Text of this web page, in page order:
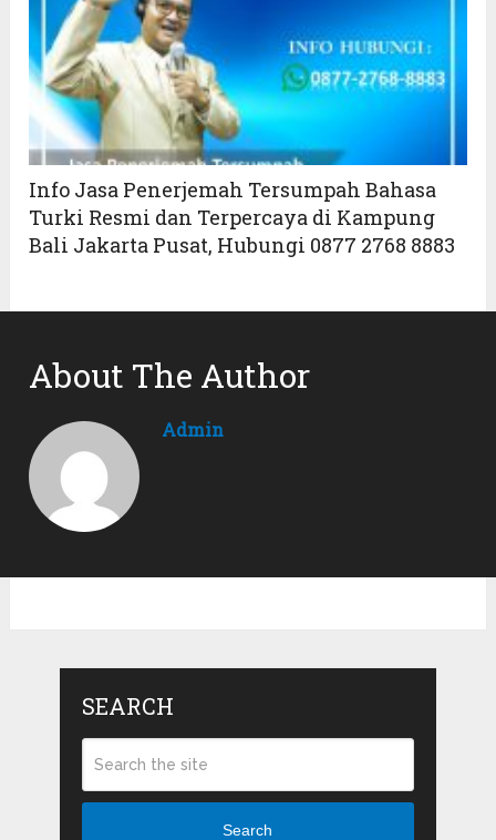
Info Jasa Penerjemah Tersumpah Bahasa
Turki Resmi dan Terpercaya di Kampung
Bali Jakarta Pusat, Hubungi 0877 2768 8883
About The Author
Admin
SEARCH
Search